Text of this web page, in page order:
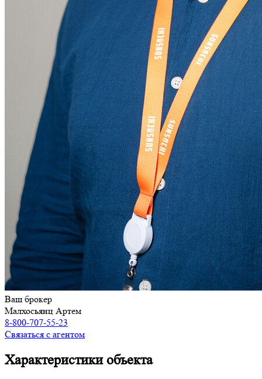
Ваш брокер
Малхосьянц Артем
8-800-707-55-23
Связаться с агентом
Характеристики объекта